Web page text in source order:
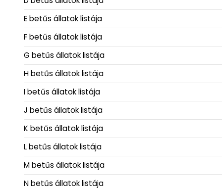
E betűs állatok listája
F betűs állatok listája
G betűs állatok listája
H betűs állatok listája
I betűs állatok listája
J betűs állatok listája
K betűs állatok listája
L betűs állatok listája
M betűs állatok listája
N betűs állatok listája